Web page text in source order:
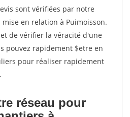
sont vérifiées par notre
en relation à Puimoisson.
de vérifier la véracité d'une
pouvez rapidement $etre en
pour réaliser rapidement
réseau pour